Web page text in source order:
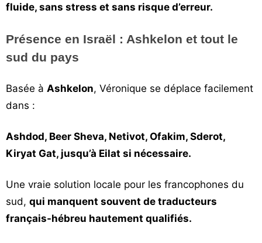
fluide, sans stress et sans risque d’erreur.
Présence en Israël : Ashkelon et tout le
sud du pays
Basée à Ashkelon, Véronique se déplace facilement
dans :
Ashdod, Beer Sheva, Netivot, Ofakim, Sderot,
Kiryat Gat, jusqu’à Eilat si nécessaire.
Une vraie solution locale pour les francophones du
sud, qui manquent souvent de traducteurs
français-hébreu hautement qualifiés.